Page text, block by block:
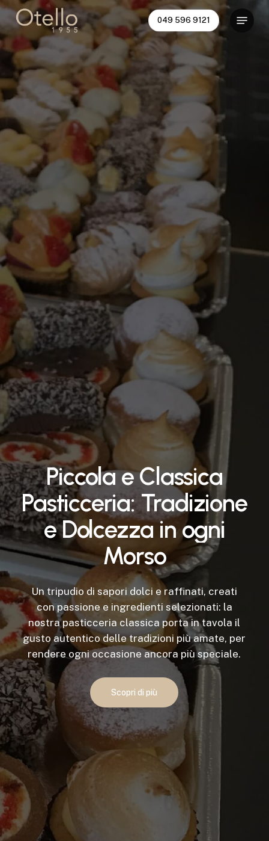
Skip
to
main
content
049 596 9121
Menu
PiccolaeClassica
Pasticceria:Tradizione
eDolcezzain ogni
Morso
Un tripudio di sapori dolci e raffinati, creati
con passione e ingredienti selezionati: la
nostra pasticceria classica porta in tavola il
gusto autentico delle tradizioni più amate, per
rendere ogni occasione ancora più speciale.
Scopri di più